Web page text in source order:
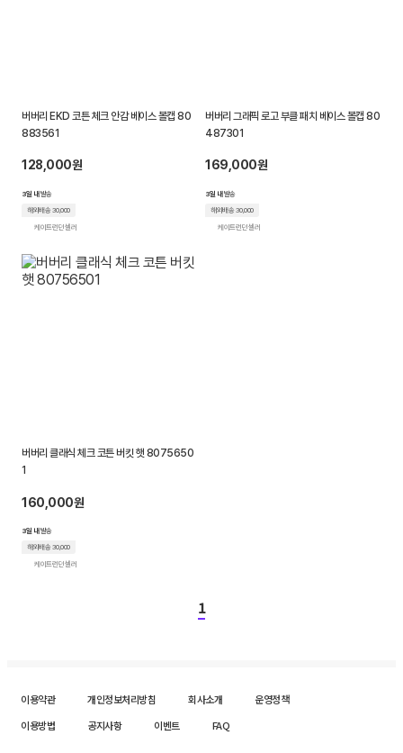
버버리 EKD 코튼 체크 안감 베이스 볼캡 80
883561
128,000원
3일 내발송
해외배송 30,000
케이트런던 셀러
버버리 그래픽 로고 부클 패치 베이스 볼캡 80
487301
169,000원
3일 내발송
해외배송 30,000
케이트런던 셀러
버버리 클래식 체크 코튼 버킷 햇 8075650
1
160,000원
3일 내발송
해외배송 30,000
케이트런던 셀러
1
이용약관 개인정보처리방침 회사소개
운영정책
이용방법
공지사항 이벤트 FAQ